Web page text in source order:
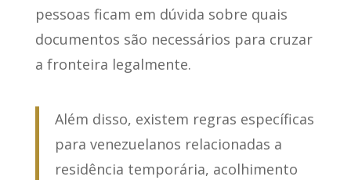
pessoas ficam em dúvida sobre quais
documentos são necessários para cruzar
a fronteira legalmente.
Além disso, existem regras específicas
para venezuelanos relacionadas a
residência temporária, acolhimento